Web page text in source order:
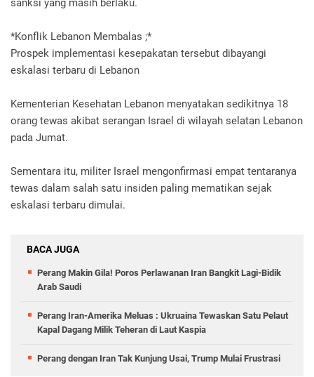
sanksi yang masih berlaku.
*Konflik Lebanon Membalas ;*
Prospek implementasi kesepakatan tersebut dibayangi
eskalasi terbaru di Lebanon
Kementerian Kesehatan Lebanon menyatakan sedikitnya 18
orang tewas akibat serangan Israel di wilayah selatan Lebanon
pada Jumat.
Sementara itu, militer Israel mengonfirmasi empat tentaranya
tewas dalam salah satu insiden paling mematikan sejak
eskalasi terbaru dimulai.
BACA JUGA
Perang Makin Gila! Poros Perlawanan Iran Bangkit Lagi-Bidik
Arab Saudi
Perang Iran-Amerika Meluas : Ukruaina Tewaskan Satu Pelaut
Kapal Dagang Milik Teheran di Laut Kaspia
Perang dengan Iran Tak Kunjung Usai, Trump Mulai Frustrasi